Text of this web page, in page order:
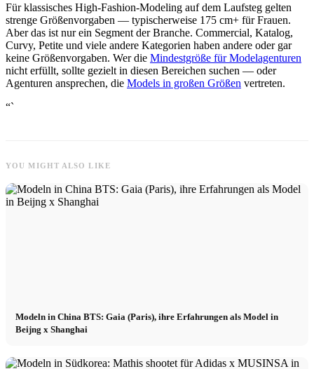
Für klassisches High-Fashion-Modeling auf dem Laufsteg gelten
strenge Größenvorgaben — typischerweise 175 cm+ für Frauen.
Aber das ist nur ein Segment der Branche. Commercial, Katalog,
Curvy, Petite und viele andere Kategorien haben andere oder gar
keine Größenvorgaben. Wer die Mindestgröße für Modelagenturen
nicht erfüllt, sollte gezielt in diesen Bereichen suchen — oder
Agenturen ansprechen, die Models in großen Größen vertreten.
“`
YOU MIGHT ALSO LIKE
Modeln in China BTS: Gaia (Paris), ihre Erfahrungen als Model in
Beijng x Shanghai